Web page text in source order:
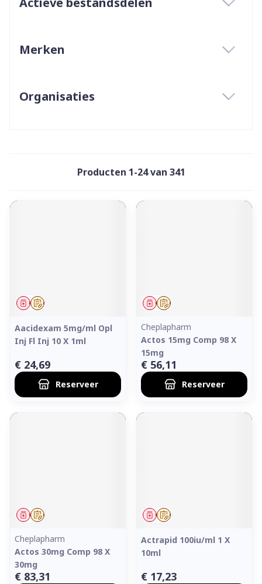
Merken
Organisaties
Producten 1-24van 341
Op voorschrift
Geneesmiddel
Aacidexam 5mg/ml Opl
Inj Fl Inj 10 X 1ml
€ 24,69
Reserveer
Op voorschrift
Geneesmiddel
Cheplapharm
Actos 15mg Comp 98 X
15mg
€ 56,11
Reserveer
Op voorschrift
Geneesmiddel
Cheplapharm
Actos 30mg Comp 98 X
30mg
€ 83,31
Op voorschrift
Geneesmiddel
Actrapid 100iu/ml 1 X
10ml
€ 17,23